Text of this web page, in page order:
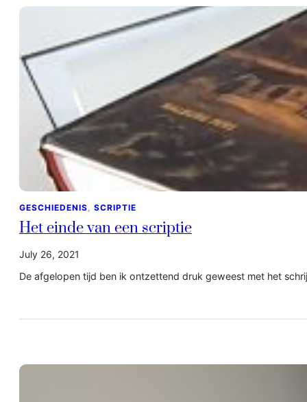
GESCHIEDENIS, SCRIPTIE
Het einde van een scriptie
July 26, 2021
De afgelopen tijd ben ik ontzettend druk geweest met het